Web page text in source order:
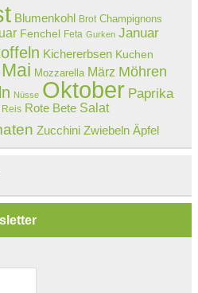
Blumenkohl Brot Champignons
Fenchel Feta Gurken Januar
Kichererbsen Kuchen
Mai Mozzarella März Möhren
Nüsse Oktober Paprika
Reis Rote Bete Salat
Zucchini Zwiebeln Äpfel